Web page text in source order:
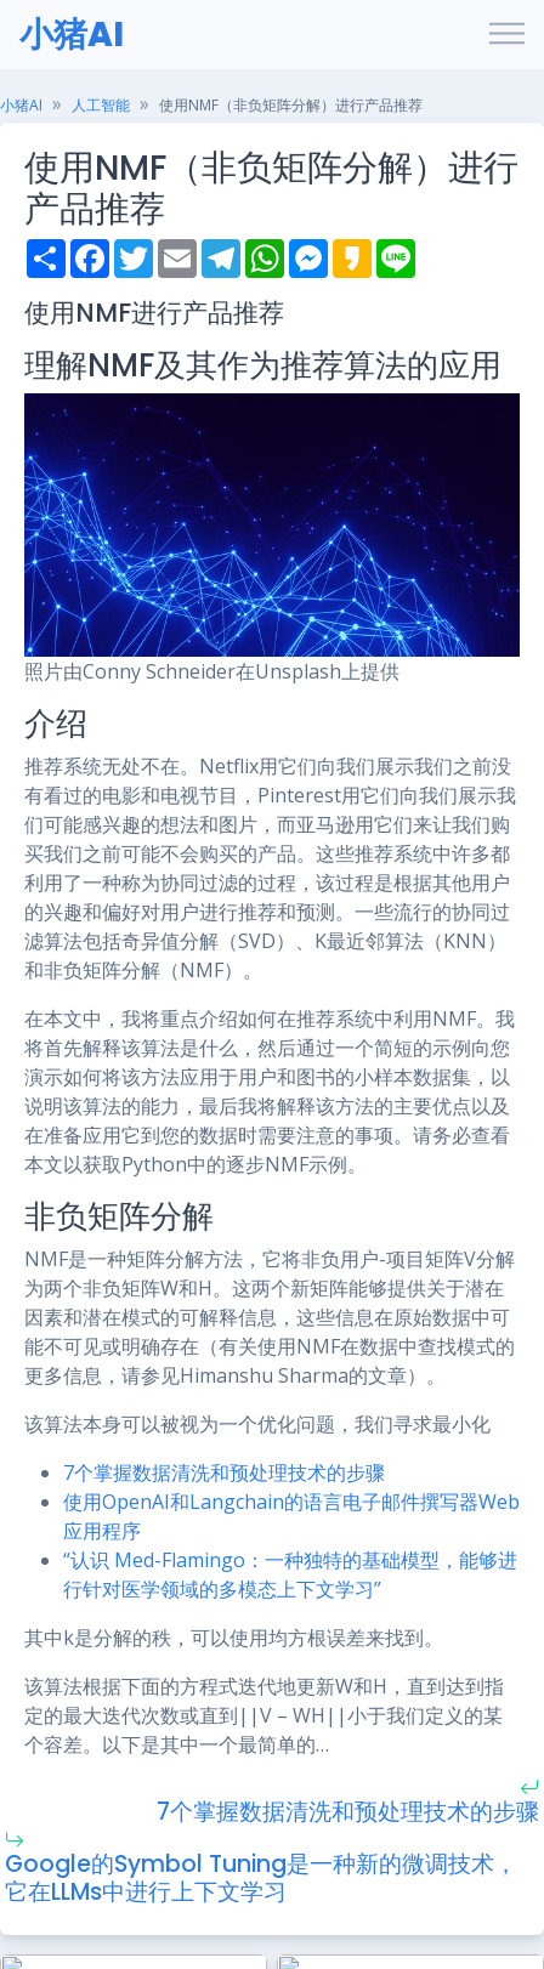
小猪AI
小猪AI 人工智能 使用NMF（非负矩阵分解）进行产品推荐
使用NMF（非负矩阵分解）进行
产品推荐
S
h
r
e
F
a
e
b
o
k
T
w
t
t
e
r
E
m
i
T
e
e
g
a
m
W
h
A
p
p
M
e
n
g
e
K
a
使用NMF进行产品推荐
理解NMF及其作为推荐算法的应用
照片由Conny Schneider在Unsplash上提供
介绍
推荐系统无处不在。Netflix用它们向我们展示我们之前没
有看过的电影和电视节目，Pinterest用它们向我们展示我
们可能感兴趣的想法和图片，而亚马逊用它们来让我们购
买我们之前可能不会购买的产品。这些推荐系统中许多都
利用了一种称为协同过滤的过程，该过程是根据其他用户
的兴趣和偏好对用户进行推荐和预测。一些流行的协同过
滤算法包括奇异值分解（SVD）、K最近邻算法（KNN）
和非负矩阵分解（NMF）。
在本文中，我将重点介绍如何在推荐系统中利用NMF。我
将首先解释该算法是什么，然后通过一个简短的示例向您
演示如何将该方法应用于用户和图书的小样本数据集，以
说明该算法的能力，最后我将解释该方法的主要优点以及
在准备应用它到您的数据时需要注意的事项。请务必查看
本文以获取Python中的逐步NMF示例。
非负矩阵分解
NMF是一种矩阵分解方法，它将非负用户-项目矩阵V分解
为两个非负矩阵W和H。这两个新矩阵能够提供关于潜在
因素和潜在模式的可解释信息，这些信息在原始数据中可
能不可见或明确存在（有关使用NMF在数据中查找模式的
更多信息，请参见Himanshu Sharma的文章）。
该算法本身可以被视为一个优化问题，我们寻求最小化
7个掌握数据清洗和预处理技术的步骤
使用OpenAI和Langchain的语言电子邮件撰写器Web
应用程序
“认识 Med-Flamingo：一种独特的基础模型，能够进
行针对医学领域的多模态上下文学习”
其中k是分解的秩，可以使用均方根误差来找到。
该算法根据下面的方程式迭代地更新W和H，直到达到指
定的最大迭代次数或直到||V – WH||小于我们定义的某
个容差。以下是其中一个最简单的…
7个掌握数据清洗和预处理技术的步骤
Google的Symbol Tuning是一种新的微调技术，
它在LLMs中进行上下文学习